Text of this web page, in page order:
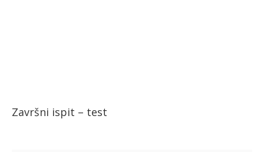
Završni ispit – test